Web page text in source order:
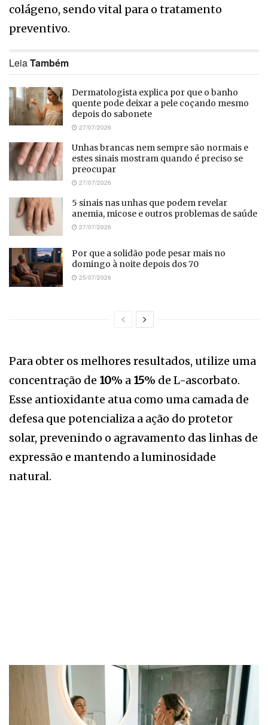
colágeno, sendo vital para o tratamento
preventivo.
LeiaTambém
Dermatologista explica por que o banho
quente pode deixar a pele coçando mesmo
depois do sabonete
27/07/2026
Unhas brancas nem sempre são normais e
estes sinais mostram quando é preciso se
preocupar
27/07/2026
5 sinais nas unhas que podem revelar
anemia, micose e outros problemas de saúde
27/07/2026
Por que a solidão pode pesar mais no
domingo à noite depois dos 70
25/07/2026
Para obter os melhores resultados, utilize uma
concentração de 10% a 15% de L-ascorbato.
Esse antioxidante atua como uma camada de
defesa que potencializa a ação do protetor
solar, prevenindo o agravamento das linhas de
expressão e mantendo a luminosidade
natural.